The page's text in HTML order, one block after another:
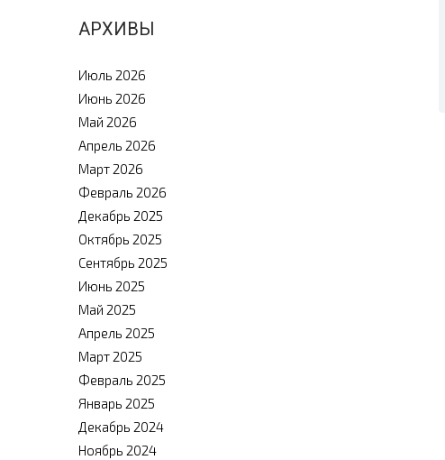
АРХИВЫ
Июль 2026
Июнь 2026
Май 2026
Апрель 2026
Март 2026
Февраль 2026
Декабрь 2025
Октябрь 2025
Сентябрь 2025
Июнь 2025
Май 2025
Апрель 2025
Март 2025
Февраль 2025
Январь 2025
Декабрь 2024
Ноябрь 2024